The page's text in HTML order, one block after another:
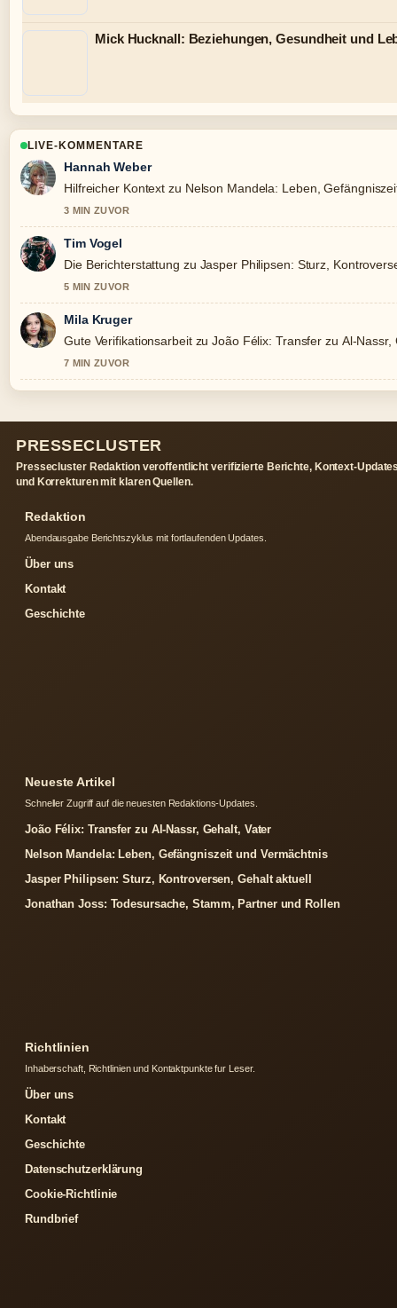
Mick Hucknall: Beziehungen, Gesundheit und
LIVE-KOMMENTARE
Hannah Weber
Hilfreicher Kontext zu Nelson Mandela: Leben,
3 MIN ZUVOR
Tim Vogel
Die Berichterstattung zu Jasper Philipsen: Sturz,
5 MIN ZUVOR
Mila Kruger
Gute Verifikationsarbeit zu João Félix: Transfer zu Al-
7 MIN ZUVOR
PRESSECLUSTER
Pressecluster Redaktion veroffentlicht verifizierte Berichte, Kontext-
und Korrekturen mit klaren Quellen.
Redaktion
Abendausgabe Berichtszyklus mit fortlaufenden Updates.
Über uns
Kontakt
Geschichte
Neueste Artikel
Schneller Zugriff auf die neuesten Redaktions-Updates.
João Félix: Transfer zu Al-Nassr, Gehalt, Vater
Nelson Mandela: Leben, Gefängniszeit und Vermächtnis
Jasper Philipsen: Sturz, Kontroversen, Gehalt aktuell
Jonathan Joss: Todesursache, Stamm, Partner und Rollen
Richtlinien
Inhaberschaft, Richtlinien und Kontaktpunkte fur Leser.
Über uns
Kontakt
Geschichte
Datenschutzerklärung
Cookie-Richtlinie
Rundbrief